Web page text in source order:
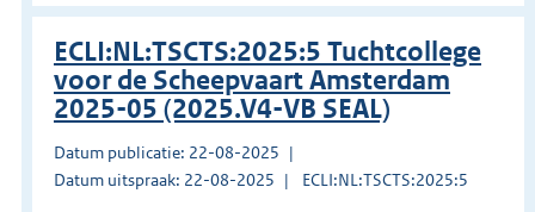
ECLI:NL:TSCTS:2025:5 Tuchtcollege
voor de Scheepvaart Amsterdam
2025-05 (2025.V4-VB SEAL)
Datum publicatie: 22-08-2025
Datum uitspraak: 22-08-2025
ECLI:NL:TSCTS:2025:5